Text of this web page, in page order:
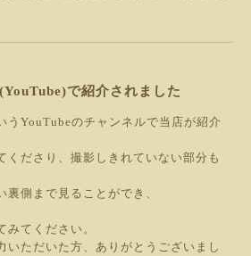
で紹介されました
うYouTubeのチャンネルで当店が紹介
くださり、撮影しきれていない部分も
側まで見ることができ、
みてください。
いただいた方、ありがとうございまし